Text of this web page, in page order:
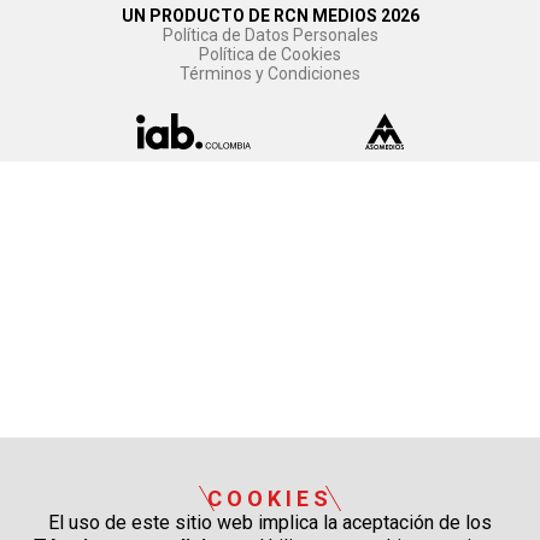
UN PRODUCTO DE RCN MEDIOS 2026
Política de Datos Personales
Política de Cookies
Términos y Condiciones
COOKIES
El uso de este sitio web implica la aceptación de los